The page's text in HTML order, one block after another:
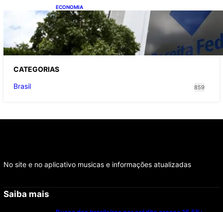
ECONOMIA
Receita Federal: novo cronograma da
reforma tributária amplia prazo para o
Simples Nacional
CATEGORIAS
Brasil
859
No site e no aplicativo musicas e informações atualizadas
Saiba mais